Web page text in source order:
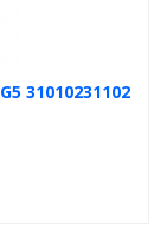
31010231102